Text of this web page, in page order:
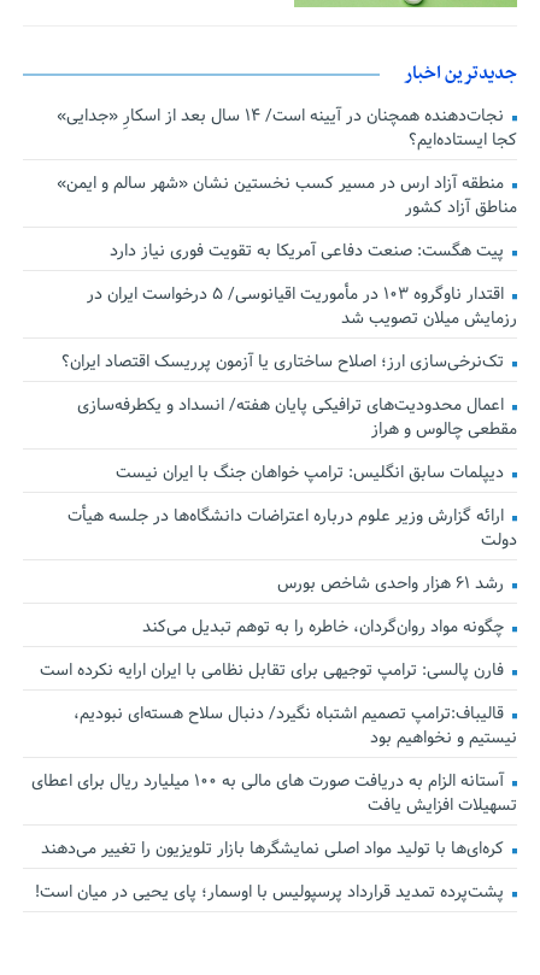
جدیدترین اخبار
نجات‌دهنده‌ همچنان در آیینه است/ ۱۴ سال بعد از اسکارِ «جدایی»
کجا ایستاده‌ایم؟
منطقه آزاد ارس در مسیر کسب نخستین نشان «شهر سالم و ایمن»
مناطق آزاد کشور
پیت هگست: صنعت دفاعی آمریکا به تقویت فوری نیاز دارد
اقتدار ناوگروه ۱۰۳ در مأموریت‌ اقیانوسی/ ۵ درخواست ایران در
رزمایش میلان تصویب شد
تک‌نرخی‌سازی ارز؛ اصلاح ساختاری یا آزمون پرریسک اقتصاد ایران؟
اعمال محدودیت‌های ترافیکی پایان هفته/ انسداد و یکطرفه‌سازی
مقطعی چالوس و هراز
دیپلمات سابق انگلیس:‌ ترامپ خواهان جنگ با ایران نیست
ارائه گزارش وزیر علوم درباره اعتراضات دانشگاه‌ها در جلسه هیأت
دولت
رشد ۶۱ هزار واحدی شاخص بورس
چگونه مواد روان‌گردان، خاطره را به توهم تبدیل می‌کند
فارن پالسی: ترامپ توجیهی برای تقابل نظامی با ایران ارایه نکرده است
قالیباف:ترامپ تصمیم اشتباه نگیرد/ دنبال سلاح هسته‌ای نبودیم،
نیستیم و نخواهیم بود
آستانه الزام به دریافت صورت های مالی به ۱۰۰ میلیارد ریال برای اعطای
تسهیلات افزایش یافت
کره‌ای‌ها با تولید مواد اصلی نمایشگرها بازار تلویزیون را تغییر می‌دهند
پشت‌پرده تمدید قرارداد پرسپولیس با اوسمار؛ پای یحیی در میان است!